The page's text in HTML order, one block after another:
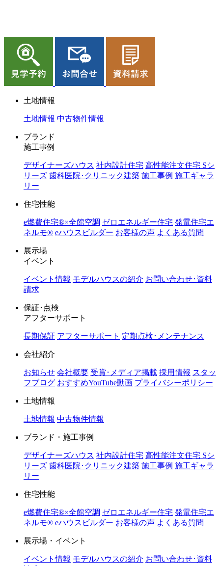
土地情報
土地情報 中古物件情報
ブランド
施工事例
デザイナーズハウス 社内設計住宅 高性能注文住宅 Sシ
リーズ 歯科医院･クリニック建築 施工事例 施工ギャラ
リー
住宅性能
e燃費住宅®︎×全館空調 ゼロエネルギー住宅 発電住宅エ
ネルモ®︎ eハウスビルダー お客様の声 よくある質問
展示場
イベント
イベント情報 モデルハウスの紹介 お問い合わせ･資料
請求
保証･点検
アフターサポート
長期保証 アフターサポート 定期点検･メンテナンス
会社紹介
お知らせ 会社概要 受賞･メディア掲載 採用情報 スタッ
フブログ おすすめYouTube動画 プライバシーポリシー
土地情報
土地情報 中古物件情報
ブランド・施工事例
デザイナーズハウス 社内設計住宅 高性能注文住宅 Sシ
リーズ 歯科医院･クリニック建築 施工事例 施工ギャラ
リー
住宅性能
e燃費住宅®︎×全館空調 ゼロエネルギー住宅 発電住宅エ
ネルモ®︎ eハウスビルダー お客様の声 よくある質問
展示場・イベント
イベント情報 モデルハウスの紹介 お問い合わせ･資料